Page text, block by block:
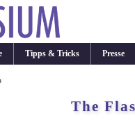
Tipps & Tricks Presse
The